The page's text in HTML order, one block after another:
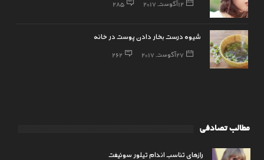
12 آگوست, 2017 285
شیوه درست بخار دادن پوست در خانه
27 آگوست, 2017 262
مطالب تصادفی
رازهای تناسب اندام تیلور سوئیفت